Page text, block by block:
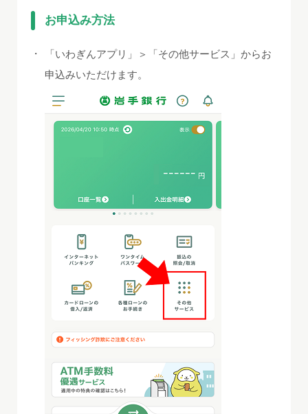
お申込み方法
・
「いわぎんアプリ」＞「その他サービス」からお
申込みいただけます。